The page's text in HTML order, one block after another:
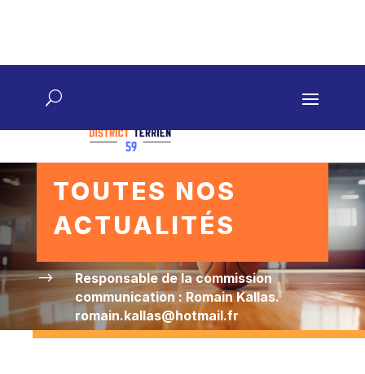
TOUTES NOS
ACTUALITÉS
$
Responsable de la commission
communication : Romain Kallas.
romain.kallas@hotmail.fr